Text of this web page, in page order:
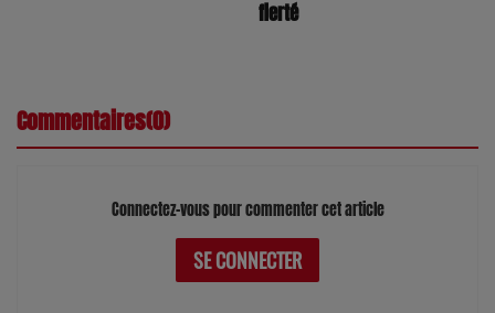
fierté
Commentaires(0)
Connectez-vous pour commenter cet article
SE CONNECTER